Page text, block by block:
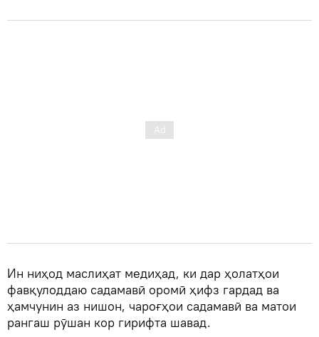
Ин ниҳод маслиҳат медиҳад, ки дар ҳолатҳои
фавқулоддаю садамавӣ оромӣ ҳифз гардад ва
ҳамчунин аз нишон, чароғҳои садамавӣ ва матои
рангаш рӯшан кор гирифта шавад.